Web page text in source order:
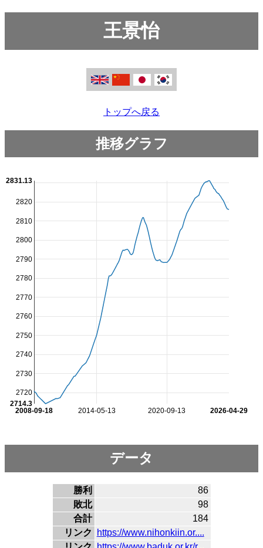
王景怡
トップへ戻る
推移グラフ
2014-05-13 2020-09-13
2008-09-18 2026-04-29
2720
2730
2740
2750
2760
2770
2780
2790
2800
2810
2820
2714.3
2831.13
データ
勝利
86
敗北
98
合計
184
リンク
https://www.nihonkiin.or....